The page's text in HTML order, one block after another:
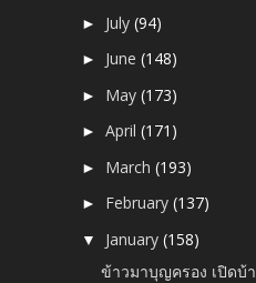
► July(94)
► June(148)
► May(173)
►April(171)
► March(193)
► February(137)
▼ January(158)
ข้าวมาบุญครอง เปิด